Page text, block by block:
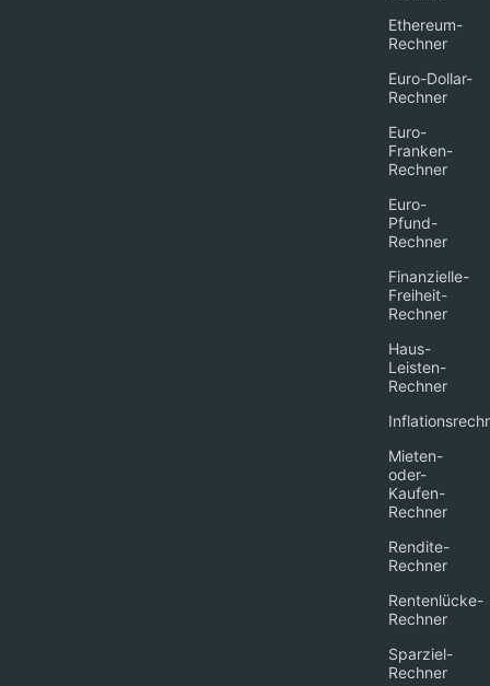
Ethereum-
Rechner
Euro-Dollar-
Rechner
Euro-
Franken-
Rechner
Euro-
Pfund-
Rechner
Finanzielle-
Freiheit-
Rechner
Haus-
Leisten-
Rechner
Mieten-
oder-
Kaufen-
Rechner
Rendite-
Rechner
Rentenlücke-
Rechner
Sparziel-
Rechner